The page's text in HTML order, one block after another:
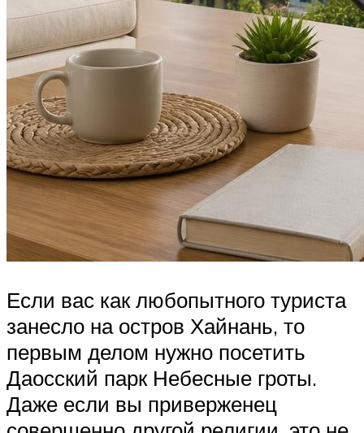
Если вас как любопытного туриста
занесло на остров Хайнань, то
первым делом нужно посетить
Даосский парк Небесные гроты.
Даже если вы приверженец